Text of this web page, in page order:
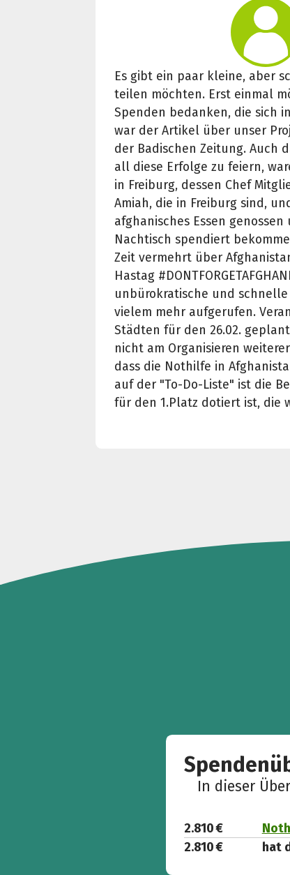
Es gibt ein paar kleine, aber
teilen möchten. Erst einmal
Spenden bedanken, die sich
war der Artikel über unser
der Badischen Zeitung. Auch
all diese Erfolge zu feiern,
in Freiburg, dessen Chef
Amiah, die in Freiburg sind,
afghanisches Essen
Nachtisch spendiert
Zeit vermehrt über
Hastag
unbürokratische und
vielem mehr aufgerufen.
Städten für den 26.02.
nicht am Organisieren
dass die Nothilfe in
auf der "To-Do-Liste" ist die
für den 1.Platz dotiert ist, die
In dieser
2.810 €
2.810 €
hat